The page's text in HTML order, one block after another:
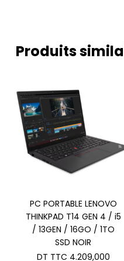
Produits
PC PORTABLE LENOVO
THINKPAD T14 GEN 4 / i5
/ 13GEN / 16GO / 1TO
SSD NOIR
DT TTC 4.209,000